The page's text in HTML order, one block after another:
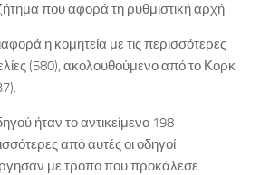
που αφορά τη ρυθμιστική αρχή.
η κομητεία με τις περισσότερες
(580), ακολουθούμενο από το Κορκ
ήταν το αντικείμενο 198
από αυτές οι οδηγοί
με τρόπο που προκάλεσε